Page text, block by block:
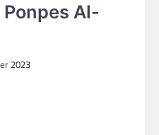
Al-
2023